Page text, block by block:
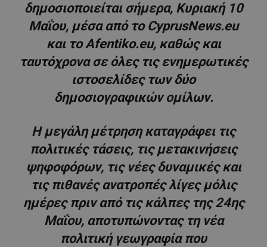
δημοσιοποιείται σήμερα, Κυριακή 10
Μαΐου, μέσα από το CyprusNews.eu
και το Afentiko.eu, καθώς και
ταυτόχρονα σε όλες τις ενημερωτικές
ιστοσελίδες των δύο
δημοσιογραφικών ομίλων.
Η μεγάλη μέτρηση καταγράφει τις
πολιτικές τάσεις, τις μετακινήσεις
ψηφοφόρων, τις νέες δυναμικές και
τις πιθανές ανατροπές λίγες μόλις
ημέρες πριν από τις κάλπες της 24ης
Μαΐου, αποτυπώνοντας τη νέα
πολιτική γεωγραφία που